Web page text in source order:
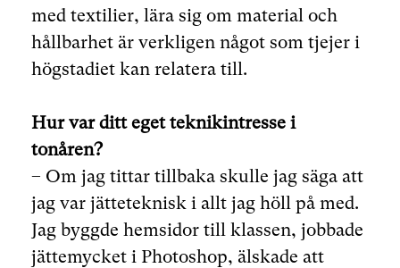
med textilier, lära sig om material och
hållbarhet är verkligen något som tjejer i
högstadiet kan relatera till.
Hur var ditt eget teknikintresse i
tonåren?
– Om jag tittar tillbaka skulle jag säga att
jag var jätteteknisk i allt jag höll på med.
Jag byggde hemsidor till klassen, jobbade
jättemycket i Photoshop, älskade att